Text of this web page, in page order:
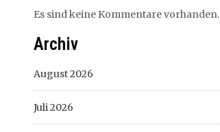
Es sind keine Kommentare vorhanden.
Archiv
August 2026
Juli 2026